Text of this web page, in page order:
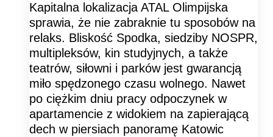
Kapitalna lokalizacja ATAL Olimpijska
sprawia, że nie zabraknie tu sposobów na
relaks. Bliskość Spodka, siedziby NOSPR,
multipleksów, kin studyjnych, a także
teatrów, siłowni i parków jest gwarancją
miło spędzonego czasu wolnego. Nawet
po ciężkim dniu pracy odpoczynek w
apartamencie z widokiem na zapierającą
dech w piersiach panoramę Katowic